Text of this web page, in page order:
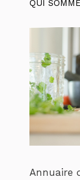
QUI
Annuaire